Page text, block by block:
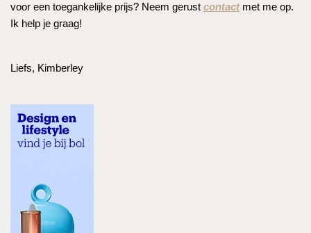
voor een toegankelijke prijs? Neem gerust contactmet me op.
Ik help je graag!
Liefs, Kimberley